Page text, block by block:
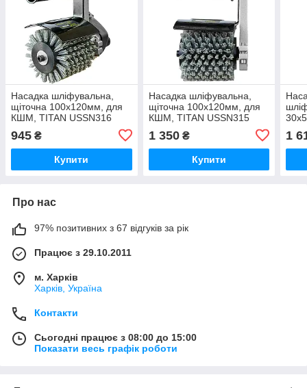
Насадка шліфувальна,
щіточна 100х120мм, для
КШМ, TITAN USSN316
945 ₴
Купити
Насадка шліфувальна,
щіточна 100х120мм, для
КШМ, TITAN USSN315
1 350₴
Купити
1
Про нас
97% позитивних з 67 відгуків за рік
Працює з 29.10.2011
м. Харків
Харків, Україна
Контакти
Сьогодні працює з 08:00 до 15:00
Показати весь графік роботи